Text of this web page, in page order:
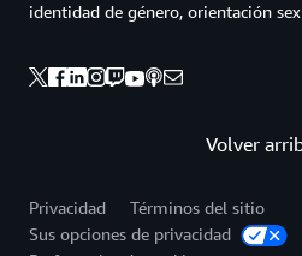
Volver
identidad de género, orientación
Privacidad
Términos del sitio
Sus opciones de privacidad